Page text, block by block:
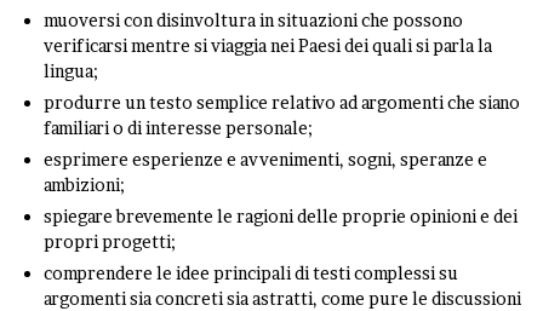
muoversi con disinvoltura in situazioni che possono
verificarsi mentre si viaggia nei Paesi dei quali si parla la
lingua;
produrre un testo semplice relativo ad argomenti che siano
familiari o di interesse personale;
esprimere esperienze e avvenimenti, sogni, speranze e
ambizioni;
spiegare brevemente le ragioni delle proprie opinioni e dei
propri progetti;
comprendere le idee principali di testi complessi su
argomenti sia concreti sia astratti, come pure le discussioni